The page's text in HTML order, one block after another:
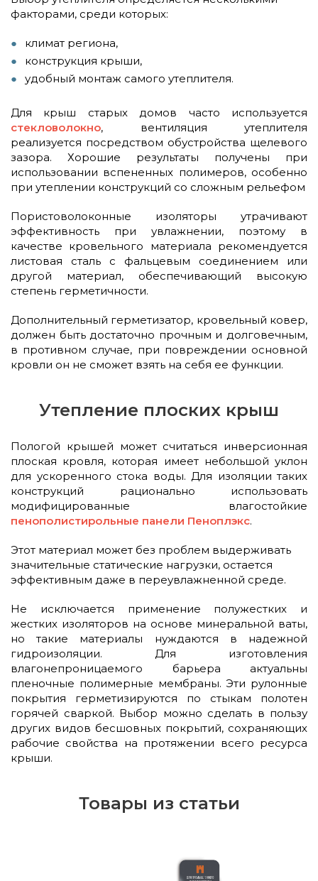
факторами, среди которых:
климат региона,
конструкция крыши,
удобный монтаж самого утеплителя.
Для крыш старых домов часто используется
стекловолокно, вентиляция утеплителя
реализуется посредством обустройства щелевого
зазора. Хорошие результаты получены при
использовании вспененных полимеров, особенно
при утеплении конструкций со сложным рельефом
Пористоволоконные изоляторы утрачивают
эффективность при увлажнении, поэтому в
качестве кровельного материала рекомендуется
листовая сталь с фальцевым соединением или
другой материал, обеспечивающий высокую
степень герметичности.
Дополнительный герметизатор, кровельный ковер,
должен быть достаточно прочным и долговечным,
в противном случае, при повреждении основной
кровли он не сможет взять на себя ее функции.
Утепление плоских крыш
Пологой крышей может считаться инверсионная
плоская кровля, которая имеет небольшой уклон
для ускоренного стока воды. Для изоляции таких
конструкций рационально использовать
модифицированные влагостойкие
пенополистирольные панели Пеноплэкс.
Этот материал может без проблем выдерживать
значительные статические нагрузки, остается
эффективным даже в переувлажненной среде.
Не исключается применение полужестких и
жестких изоляторов на основе минеральной ваты,
но такие материалы нуждаются в надежной
гидроизоляции. Для изготовления
влагонепроницаемого барьера актуальны
пленочные полимерные мембраны. Эти рулонные
покрытия герметизируются по стыкам полотен
горячей сваркой. Выбор можно сделать в пользу
других видов бесшовных покрытий, сохраняющих
рабочие свойства на протяжении всего ресурса
крыши.
Товары из статьи